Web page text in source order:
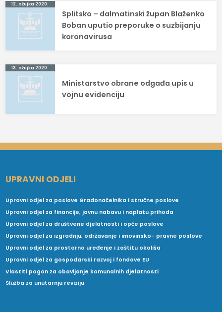
Navigacija
objava
12. ožujka 2020.
Splitsko – dalmatinski župan Blaženko
Boban uputio preporuke o suzbijanju
koronavirusa
13. ožujka 2020.
Ministarstvo obrane odgađa upis u
vojnu evidenciju
UPRAVNI ODJELI
Upravni odjel za poslove Gradonačelnika i stručne poslove
Upravni odjel za financije, javnu nabavu i naplatu prihoda
Upravni odjel za društvene djelatnosti i opće poslove
Upravni odjel za izgradnju, održavanje i imovinsko- pravne poslove
Upravni odjel za prostorno uređenje i zaštitu okoliša
Upravni odjel za gospodarski razvoj i fondove EU
Vlastiti pogon za obavljanje komunalnih djelatnosti
Služba za unutarnju reviziju